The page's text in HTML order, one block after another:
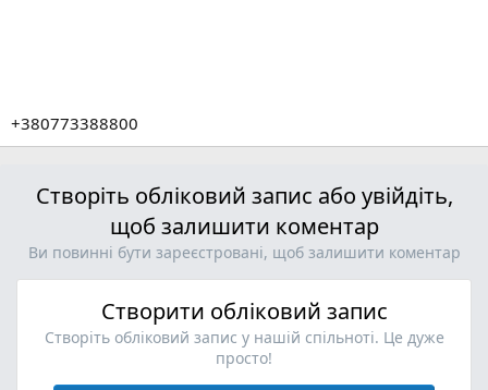
+380773388800
Створіть обліковий запис або увійдіть,
щоб залишити коментар
Ви повинні бути зареєстровані, щоб залишити коментар
Створити обліковий запис
Створіть обліковий запис у нашій спільноті. Це дуже
просто!